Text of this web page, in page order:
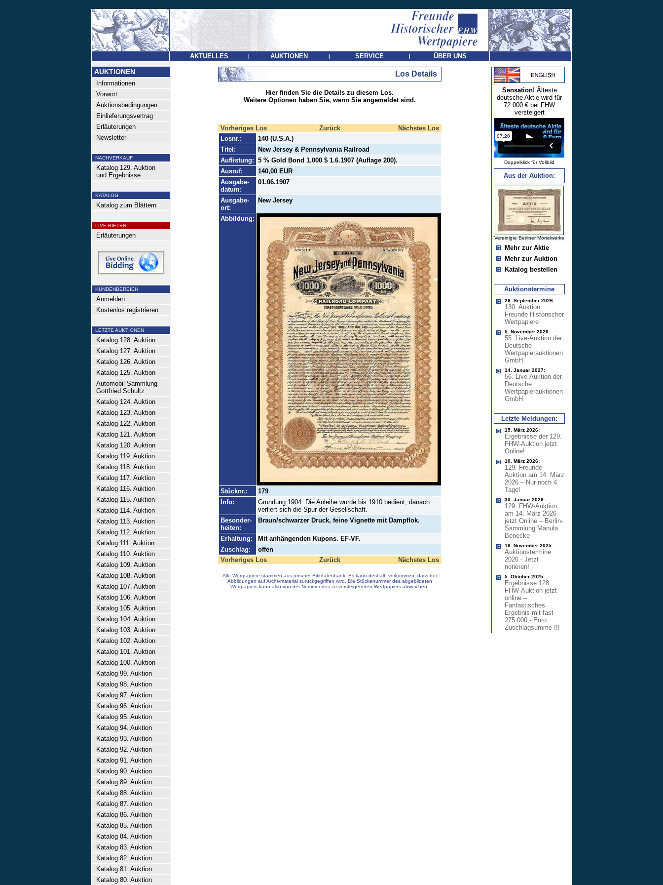
AKTUELLES | AUKTIONEN | SERVICE | ÜBER UNS
AUKTIONEN
Informationen
Vorwort
Auktionsbedingungen
Einlieferungsvertrag
Erläuterungen
Newsletter
NACHVERKAUF
Katalog 129. Auktion
und Ergebnisse
KATALOG
Katalog zum Blättern
LIVE BIETEN
Erläuterungen
KUNDENBEREICH
Anmelden
Kostenlos registrieren
LETZTE AUKTIONEN
Katalog 128. Auktion
Katalog 127. Auktion
Katalog 126. Auktion
Katalog 125. Auktion
Automobil-Sammlung
Gottfried Schultz
Katalog 124. Auktion
Katalog 123. Auktion
Katalog 122. Auktion
Katalog 121. Auktion
Katalog 120. Auktion
Katalog 119. Auktion
Katalog 118. Auktion
Katalog 117. Auktion
Katalog 116. Auktion
Katalog 115. Auktion
Katalog 114. Auktion
Katalog 113. Auktion
Katalog 112. Auktion
Katalog 111. Auktion
Katalog 110. Auktion
Katalog 109. Auktion
Katalog 108. Auktion
Katalog 107. Auktion
Katalog 106. Auktion
Katalog 105. Auktion
Katalog 104. Auktion
Katalog 103. Auktion
Katalog 102. Auktion
Katalog 101. Auktion
Katalog 100. Auktion
Katalog 99. Auktion
Katalog 98. Auktion
Katalog 97. Auktion
Katalog 96. Auktion
Katalog 95. Auktion
Katalog 94. Auktion
Katalog 93. Auktion
Katalog 92. Auktion
Katalog 91. Auktion
Katalog 90. Auktion
Katalog 89. Auktion
Katalog 88. Auktion
Katalog 87. Auktion
Katalog 86. Auktion
Katalog 85. Auktion
Katalog 84. Auktion
Katalog 83. Auktion
Katalog 82. Auktion
Katalog 81. Auktion
Katalog 80. Auktion
Los Details
Hier finden Sie die Details zu diesem Los.
Weitere Optionen haben Sie, wenn Sie angemeldet sind.
Vorheriges Los Zurück
Nächstes Los
Losnr.:
140 (U.S.A.)
Titel:
New Jersey & Pennsylvania Railroad
Auflistung: 5 % Gold Bond 1.000 $ 1.6.1907 (Auflage 200).
Ausruf:
140,00 EUR
Ausgabe-
datum:
01.06.1907
Ausgabe-
ort:
New Jersey
Abbildung:
Stücknr.:
179
Info:
Gründung 1904. Die Anleihe wurde bis 1910 bedient, danach
verliert sich die Spur der Gesellschaft.
Besonder-
heiten:
Braun/schwarzer Druck, feine Vignette mit Dampflok.
Erhaltung:
Mit anhängenden Kupons. EF-VF.
Zuschlag:
offen
Vorheriges Los
Zurück Nächstes Los
Alle Wertpapiere stammen aus unserer Bilddatenbank. Es kann deshalb vorkommen, dass bei
Abbildungen auf Archivmaterial zurückgegriffen wird. Die Stückenummer des abgebildeten
Wertpapiers kann also von der Nummer des zu versteigernden Wertpapiers abweichen.
Sensation! Älteste
deutsche Aktie wird für
72.000 € bei FHW
versteigert
Doppelklick für Vollbild
Aus der Auktion:
Vereinigte Berliner Mörtelwerke
Mehr zur Aktie
Mehr zur Auktion
Katalog bestellen
Auktionstermine
26. September 2026:
130. Auktion
Freunde Historischer
Wertpapiere
5. November 2026:
55. Live-Auktion der
Deutsche
Wertpapierauktionen
GmbH
14. Januar 2027:
56. Live-Auktion der
Deutsche
Wertpapierauktionen
GmbH
Letzte Meldungen:
15. März 2026:
Ergebnisse der 129.
FHW-Auktion jetzt
Online!
10. März 2026:
129. Freunde-
Auktion am 14. März
2026 – Nur noch 4
Tage!
30. Januar 2026:
129. FHW-Auktion
am 14. März 2026
jetzt Online – Berlin-
Sammlung Manula
Benecke
18. November 2025:
Auktionstermine
2026 - Jetzt
notieren!
5. Oktober 2025:
Ergebnisse 128.
FHW-Auktion jetzt
online –
Fantastisches
Ergebnis mit fast
275.000,- Euro
Zuschlagsumme !!!